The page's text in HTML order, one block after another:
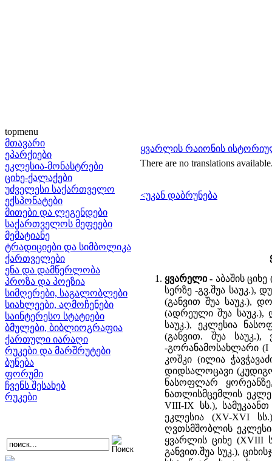
topmenu
მთავარი
ეპარქიები
ეკლესია-მონასტრები
ციხე-ქალაქები
უძველესი საქართველო
ექსპონატები
მითები და ლეგენდები
საქართველოს მეფეები
მემატიანე
ტრადიციები და სიმბოლიკა
ქართველები
ენა და დამწერლობა
პროზა და პოეზია
სიმღერები, საგალობლები
სიახლეები, აღმოჩენები
საინტერესო სტატიები
ბმულები, ბიბლიოგრაფია
ქართული იარაღი
რუკები და მარშრუტები
ბუნება
ფორუმი
ჩვენს შესახებ
რუკები
ყვარლის რაიონის
There are no translations
<უკან დაბრუნება
ყვარელი - აბაშის
სერზე -გვ.შუა საუკ.),
(განვით შუა საუკ.),
(ადრეული შუა საუკ.),
საუკ.), ეკლესია
(განვით. შუა
-გორანამოსახლარი (I
კოშკი (ილია
დიდსალოცავი
ნასოფლარ ყორეანზე,
ნათლისმცემლის
VIII-IX სს.),
ეკლესია (XV-XVI
ღვთსმშობლის
ყვარლის ციხე (XVIII
განვით.შუა სუკ.),